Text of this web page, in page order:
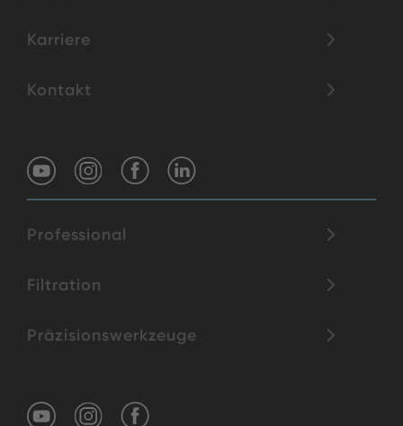
Karriere
Kontakt
Professional
Filtration
Präzisionswerkzeuge